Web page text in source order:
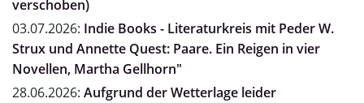
verschoben)
03.07.2026: Indie Books - Literaturkreis mit Peder W.
Strux und Annette Quest: Paare. Ein Reigen in vier
Novellen, Martha Gellhorn"
28.06.2026: Aufgrund der Wetterlage leider